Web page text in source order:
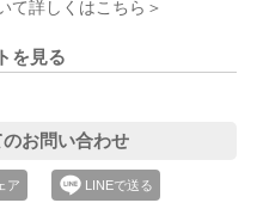
て詳しくはこちら＞
を見る
お問い合わせ
ア LINEで送る